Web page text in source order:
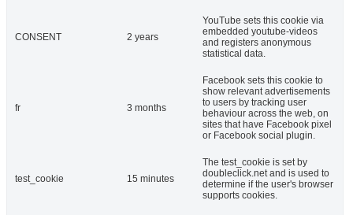
CONSENT 2 years
YouTube sets this cookie via
embedded youtube-videos
and registers anonymous
statistical data.
fr 3 months
Facebook sets this cookie to
show relevant advertisements
to users by tracking user
behaviour across the web, on
sites that have Facebook pixel
or Facebook social plugin.
test_cookie 15 minutes
The test_cookie is set by
doubleclick.net and is used to
determine if the user's browser
supports cookies.